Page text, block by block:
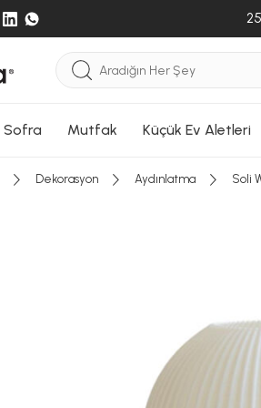
Sofra Mutfak Küçük Ev Aletleri
Sepete
Dekorasyon Aydınlatma Soli